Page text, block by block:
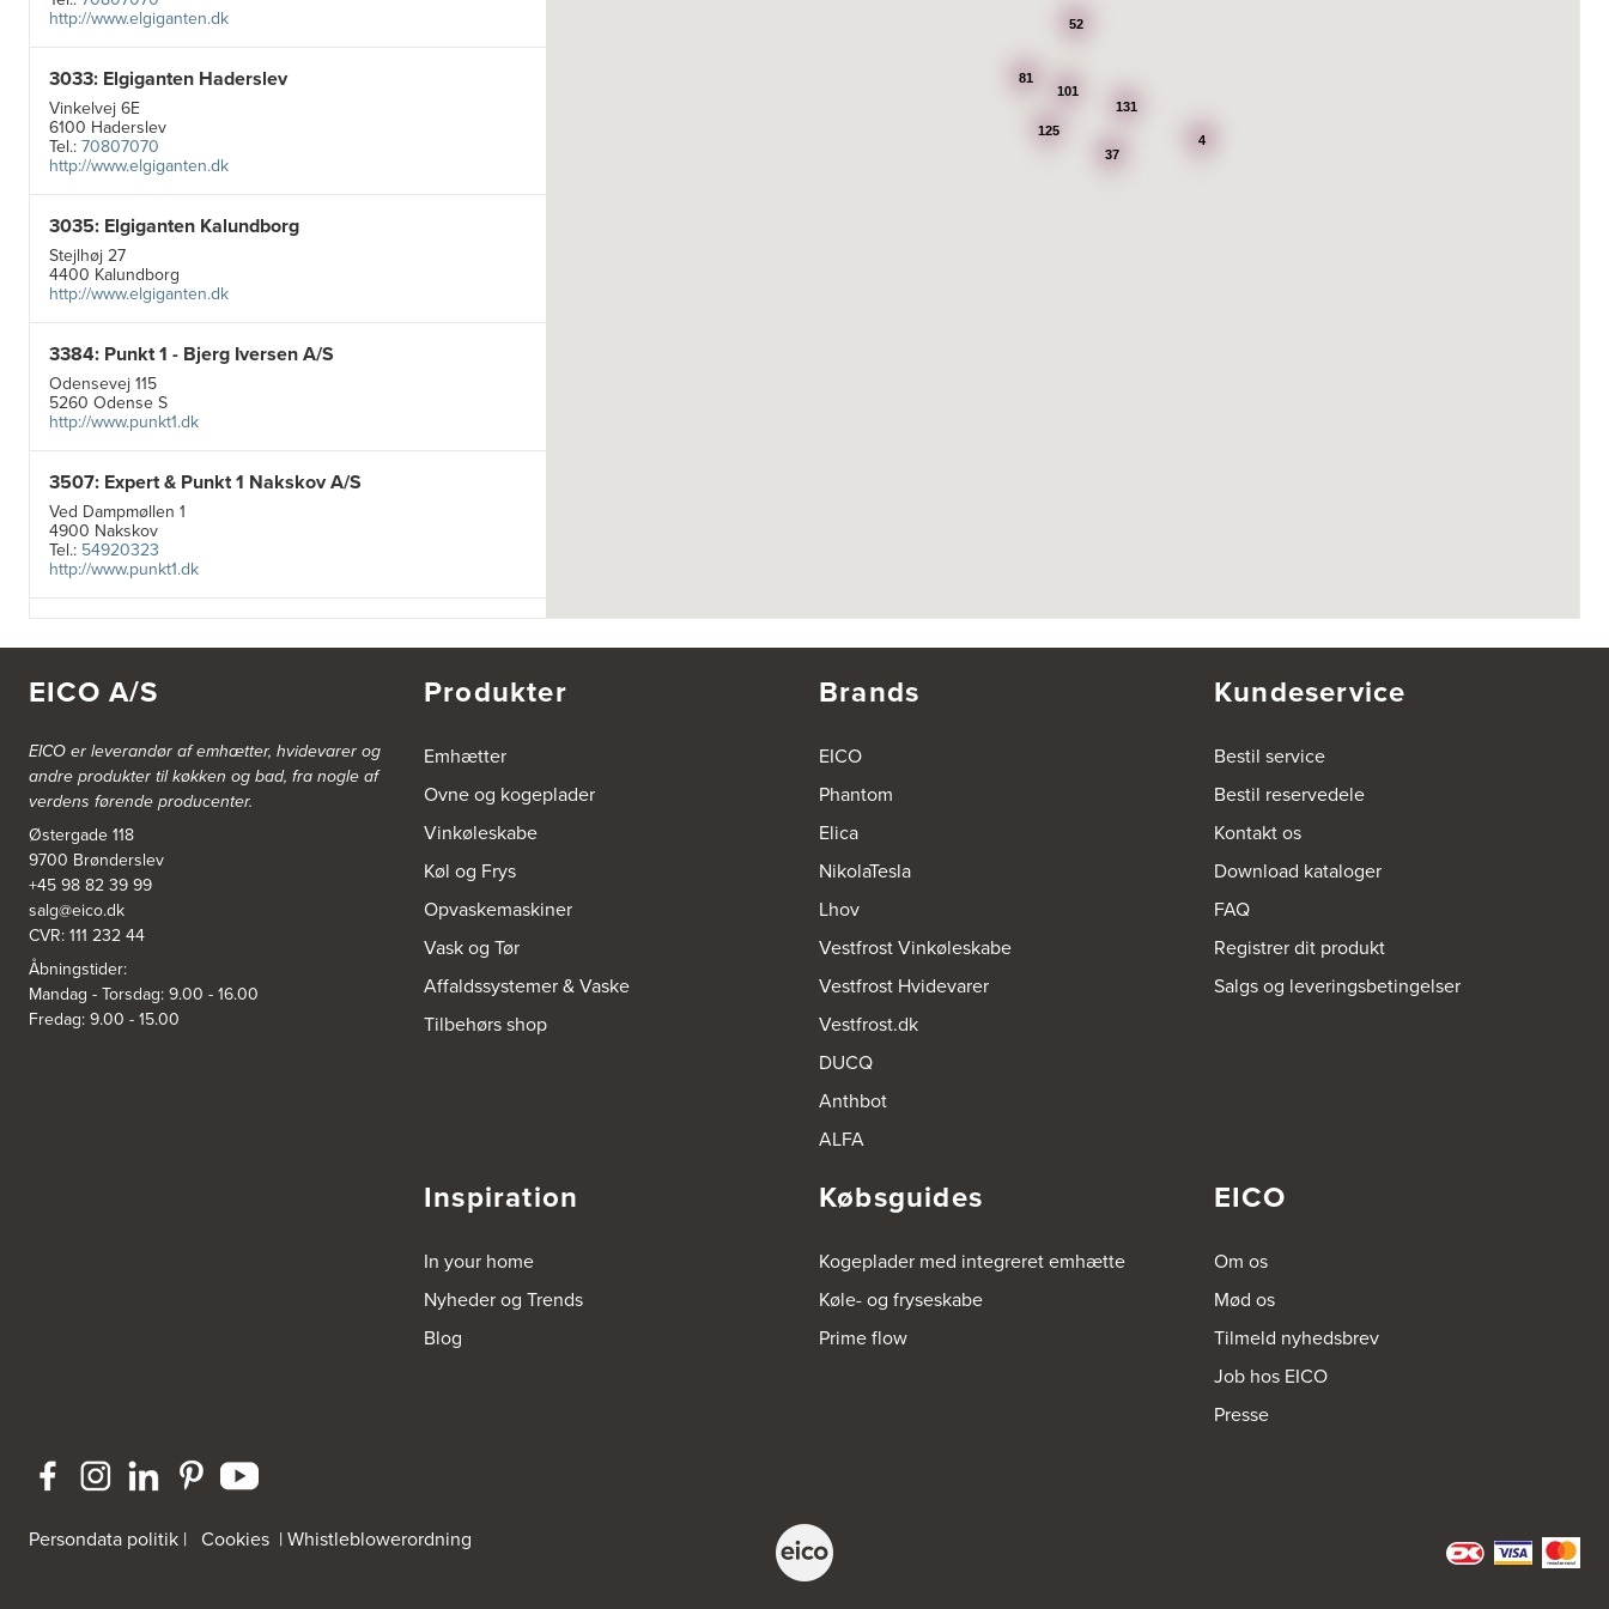
http://www.elgiganten.dk
3033: Elgiganten Haderslev
Vinkelvej 6E
6100 Haderslev
Tel.: 70807070
http://www.elgiganten.dk
3035: Elgiganten Kalundborg
Stejlhøj 27
4400 Kalundborg
http://www.elgiganten.dk
3384: Punkt 1 - Bjerg Iversen A/S
Odensevej 115
5260 Odense S
http://www.punkt1.dk
3507: Expert & Punkt 1 Nakskov A/S
Ved Dampmøllen 1
4900 Nakskov
Tel.: 54920323
http://www.punkt1.dk
4700 Næstved
https://www.power.dk/butik/power-naestved/s-3822/
3830: Power Ishøj
Industridalen 11
2635 Ishøj
https://www.power.dk/butik/power-ishoj/s-3830/
3831: Power Rødovre
Rødovre Centrum 90
2610 Rødovre
https://www.power.dk/butik/power-roedovre/s-3831/
3832: Power Slagelse
8700 Horsens
Tel.:75647733
101
125
37
81
131
52
4
EICO A/S
EICO er leverandør af emhætter, hvidevarer og
andre produkter til køkken og bad, fra nogle af
verdens førende producenter.
Østergade 118
9700 Brønderslev
+45 98 82 39 99
salg@eico.dk
CVR: 111 232 44
Åbningstider:
Mandag - Torsdag: 9.00 - 16.00
Fredag: 9.00 - 15.00
Produkter
Emhætter
Ovne og kogeplader
Vinkøleskabe
Køl og Frys
Opvaskemaskiner
Vask og Tør
Affaldssystemer & Vaske
Tilbehørs shop
Brands
EICO
Phantom
Elica
NikolaTesla
Lhov
Vestfrost Vinkøleskabe
Vestfrost Hvidevarer
Vestfrost.dk
DUCQ
Anthbot
ALFA
Kundeservice
Bestil service
Bestil reservedele
Kontakt os
Download kataloger
FAQ
Registrer dit produkt
Salgs og leveringsbetingelser
Inspiration
In your home
Nyheder og Trends
Blog
Købsguides
Kogeplader med integreret emhætte
Køle- og fryseskabe
Prime flow
EICO
Om os
Mød os
Tilmeld nyhedsbrev
Job hos EICO
Presse
Persondata politik | Cookies |Whistleblowerordning